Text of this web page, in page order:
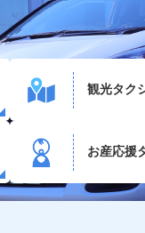
観光タク
お産応援